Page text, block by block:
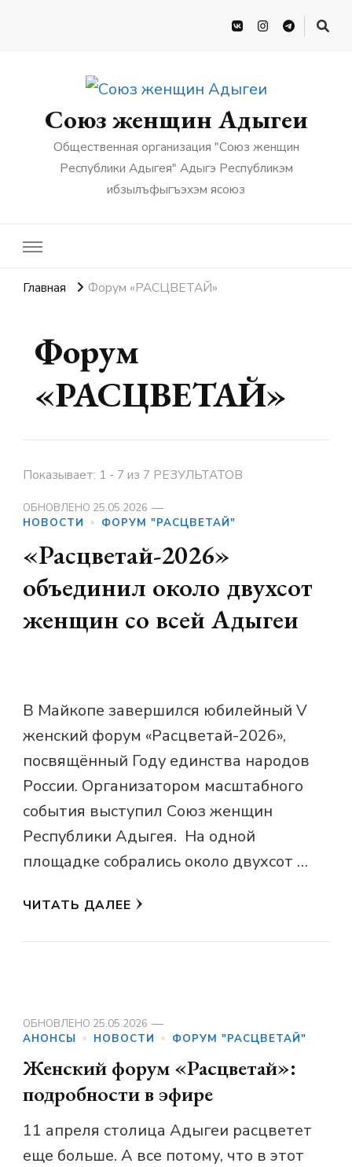
Союз женщин Адыгеи
Общественная организация "Союз женщин
Республики Адыгея" Адыгэ Республикэм
ибзылъфыгъэхэм ясоюз
Главная Форум «РАСЦВЕТАЙ»
Форум
«РАСЦВЕТАЙ»
Показывает: 1 - 7 из 7 РЕЗУЛЬТАТОВ
ОБНОВЛЕНО 25.05.2026
НОВОСТИ
ФОРУМ "РАСЦВЕТАЙ"
«Расцветай-2026»
объединил около двухсот
женщин со всей Адыгеи
В Майкопе завершился юбилейный V
женский форум «Расцветай-2026»,
посвящённый Году единства народов
России. Организатором масштабного
события выступил Союз женщин
Республики Адыгея. На одной
площадке собрались около двухсот …
ЧИТАТЬ ДАЛЕЕ
ОБНОВЛЕНО 25.05.2026
АНОНСЫ
НОВОСТИ ФОРУМ "РАСЦВЕТАЙ"
Женский форум «Расцветай»:
подробности в эфире
11 апреля столица Адыгеи расцветет
еще больше. А все потому, что в этот